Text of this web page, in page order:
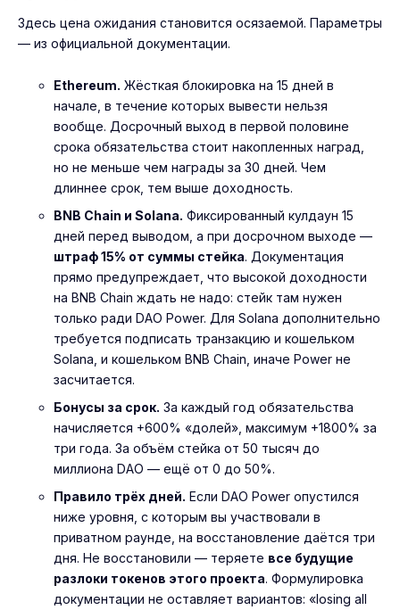
Здесь цена ожидания становится осязаемой. Параметры
— из официальной документации.
Ethereum. Жёсткая блокировка на 15 дней в
начале, в течение которых вывести нельзя
вообще. Досрочный выход в первой половине
срока обязательства стоит накопленных наград,
но не меньше чем награды за 30 дней. Чем
длиннее срок, тем выше доходность.
BNB Chain и Solana. Фиксированный кулдаун 15
дней перед выводом, а при досрочном выходе —
штраф 15% от суммы стейка. Документация
прямо предупреждает, что высокой доходности
на BNB Chain ждать не надо: стейк там нужен
только ради DAO Power. Для Solana дополнительно
требуется подписать транзакцию и кошельком
Solana, и кошельком BNB Chain, иначе Power не
засчитается.
Бонусы за срок. За каждый год обязательства
начисляется +600% «долей», максимум +1800% за
три года. За объём стейка от 50 тысяч до
миллиона DAO — ещё от 0 до 50%.
Правило трёх дней. Если DAO Power опустился
ниже уровня, с которым вы участвовали в
приватном раунде, на восстановление даётся три
дня. Не восстановили — теряете все будущие
разлоки токенов этого проекта. Формулировка
документации не оставляет вариантов: «losing all